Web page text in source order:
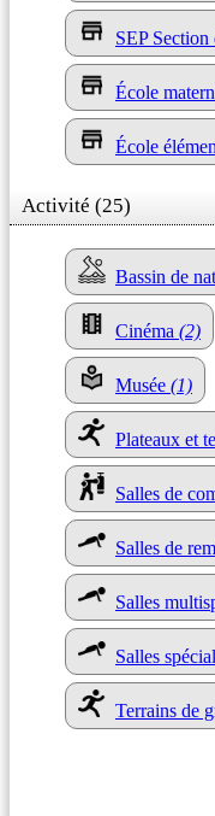
SEP
École
École
Activité (25)
Bassin de
Cinéma (2)
Musée (1)
Plateaux et
Salles de
Salles de
Salles
Salles
Terrains de